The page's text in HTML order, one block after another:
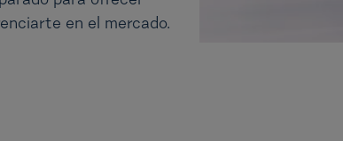
en el mercado.